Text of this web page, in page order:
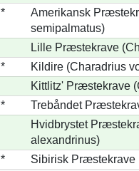
*
Amerikansk
semipalmatus)
Lille Præstekrave
*
Kildire (Charadrius
Kittlitz' Præstekrave
*
Trebåndet
Hvidbrystet
alexandrinus)
*
Sibirisk Præstekrave